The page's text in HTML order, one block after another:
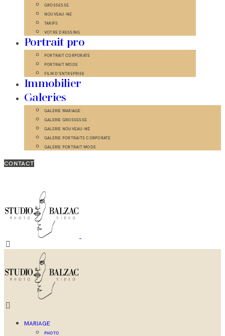
GROSSESSE
NOUVEAU-NÉ
TARIFS
VOTRE DRESSING
Portrait pro
PORTRAIT CORPORATE
PORTRAIT MODE
FILM D’ENTREPRISE
Immobilier
Galeries
GALERIE MARIAGE
GALERIE GROSSESSE
GALERIE NOUVEAU-NÉ
GALERIE PORTRAITS CORPORATE
GALERIE PORTRAIT MODE
CONTACT
MARIAGE
PHOTO